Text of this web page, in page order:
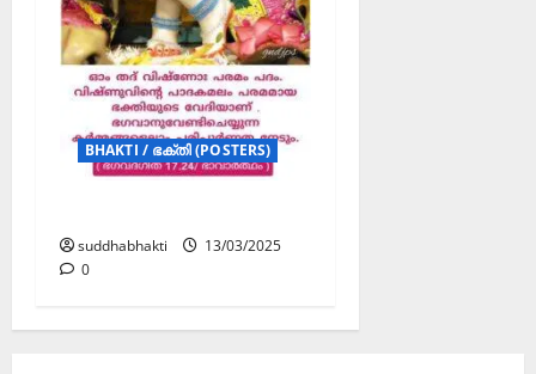
BHAKTI / ഭക്തി (POSTERS)
suddhabhakti
13/03/2025
0